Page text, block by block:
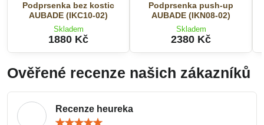
Podprsenka bez kostic
AUBADE (IKC10-02)
Skladem
1880 Kč
Podprsenka push-up
AUBADE (IKN08-02)
Skladem
2380 Kč
Ověřené recenze našich zákazníků
Recenze heureka